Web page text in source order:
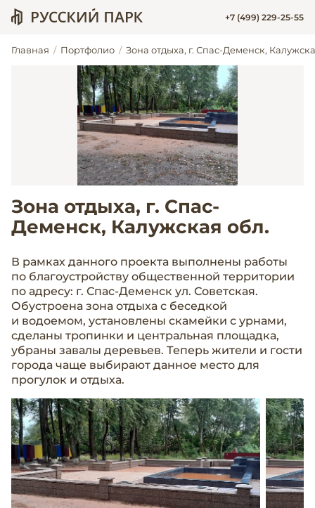
+7 (499) 229-25-55
Главная Портфолио Зона отдыха, г. Спас-Деменск,
Зона отдыха, г. Спас-
Деменск, Калужская обл.
В рамках данного проекта выполнены работы
по благоустройству общественной территории
по адресу: г. Спас-Деменск ул. Советская.
Обустроена зона отдыха с беседкой
и водоемом, установлены скамейки с урнами,
сделаны тропинки и центральная площадка,
убраны завалы деревьев. Теперь жители и гости
города чаще выбирают данное место для
прогулок и отдыха.